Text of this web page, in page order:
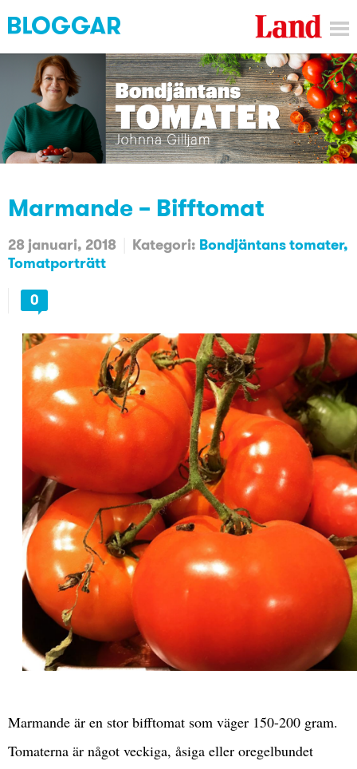
Marmande – Bifftomat
28 januari, 2018 Kategori: Bondjäntans tomater
Tomatporträtt
0
Marmande är en stor bifftomat som väger 150-200 gram.
Tomaterna är något veckiga, åsiga eller oregelbundet